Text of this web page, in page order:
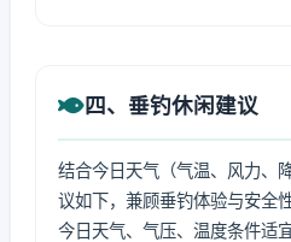
四、垂钓休闲建议
结合今日天气（气温、风力、
议如下，兼顾垂钓体验与安全性
今日天气、气压、温度条件适